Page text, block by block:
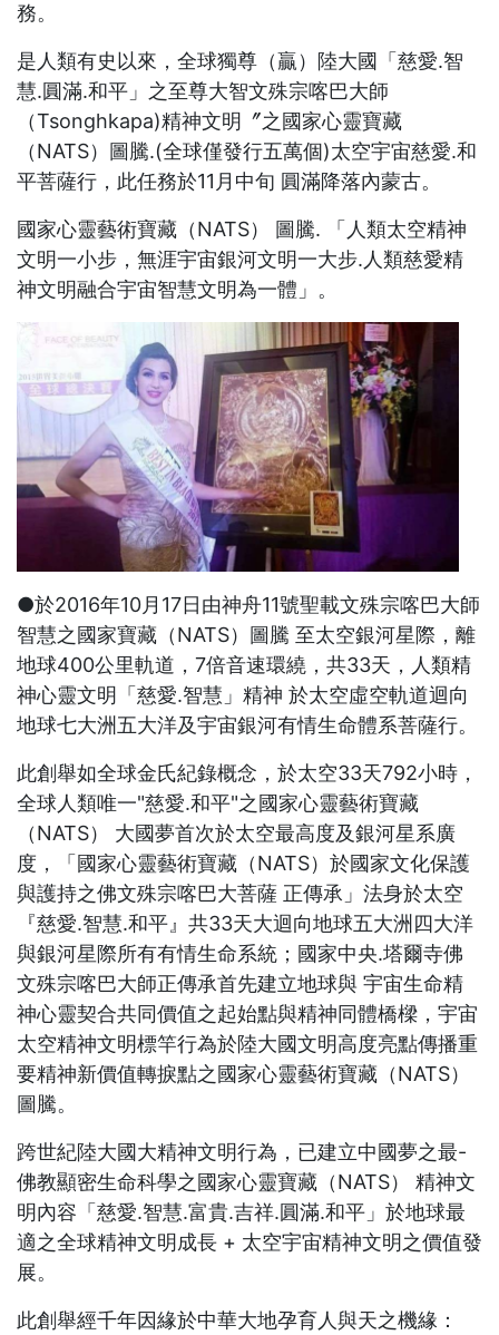
務。
是人類有史以來，全球獨尊（贏）陸大國「慈愛.智
慧.圓滿.和平」之至尊大智文殊宗喀巴大師
（Tsonghkapa)精神文明〞之國家心靈寶藏
（NATS）圖騰.(全球僅發行五萬個)太空宇宙慈愛.和
平菩薩行，此任務於11月中旬 圓滿降落內蒙古。
國家心靈藝術寶藏（NATS） 圖騰. 「人類太空精神
文明一小步，無涯宇宙銀河文明一大步.人類慈愛精
神文明融合宇宙智慧文明為一體」。
●於2016年10月17日由神舟11號聖載文殊宗喀巴大師
智慧之國家寶藏（NATS）圖騰 至太空銀河星際，離
地球400公里軌道，7倍音速環繞，共33天，人類精
神心靈文明「慈愛.智慧」精神 於太空虛空軌道迴向
地球七大洲五大洋及宇宙銀河有情生命體系菩薩行。
此創舉如全球金氏紀錄概念，於太空33天792小時，
全球人類唯一"慈愛.和平"之國家心靈藝術寶藏
（NATS） 大國夢首次於太空最高度及銀河星系廣
度，「國家心靈藝術寶藏（NATS）於國家文化保護
與護持之佛文殊宗喀巴大菩薩 正傳承」法身於太空
『慈愛.智慧.和平』共33天大迴向地球五大洲四大洋
與銀河星際所有有情生命系統；國家中央.塔爾寺佛
文殊宗喀巴大師正傳承首先建立地球與 宇宙生命精
神心靈契合共同價值之起始點與精神同體橋樑，宇宙
太空精神文明標竿行為於陸大國文明高度亮點傳播重
要精神新價值轉捩點之國家心靈藝術寶藏（NATS）
圖騰。
跨世紀陸大國大精神文明行為，已建立中國夢之最-
佛教顯密生命科學之國家心靈寶藏（NATS） 精神文
明內容「慈愛.智慧.富貴.吉祥.圓滿.和平」於地球最
適之全球精神文明成長 + 太空宇宙精神文明之價值發
展。
此創舉經千年因緣於中華大地孕育人與天之機緣：